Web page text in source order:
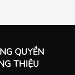
QUYỀN
THIỆU